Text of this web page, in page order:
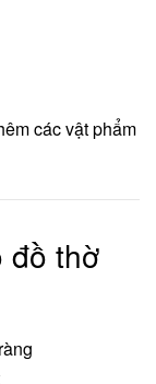
các vật phẩm
đồ thờ